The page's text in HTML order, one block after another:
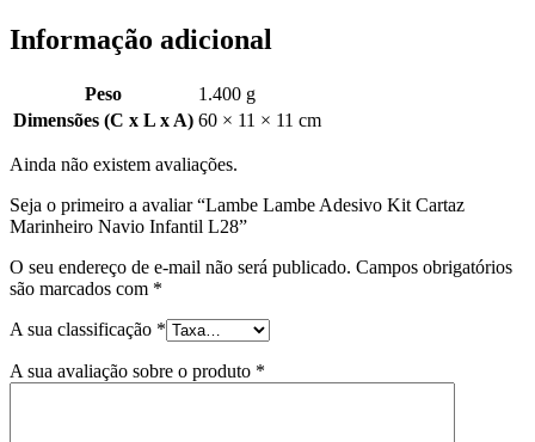
Informação adicional
Peso
1.400 g
Dimensões (C x L x A) 60 × 11 × 11 cm
Ainda não existem avaliações.
Seja o primeiro a avaliar “Lambe Lambe Adesivo Kit Cartaz
Marinheiro Navio Infantil L28”
O seu endereço de e-mail não será publicado. Campos obrigatórios
são marcados com *
A sua classificação *
A sua avaliação sobre o produto *